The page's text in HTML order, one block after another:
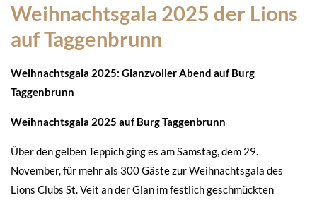
Weihnachtsgala 2025 der Lions
auf Taggenbrunn
Weihnachtsgala 2025: Glanzvoller Abend auf Burg
Taggenbrunn
Weihnachtsgala 2025 auf Burg Taggenbrunn
Über den gelben Teppich ging es am Samstag, dem 29.
November, für mehr als 300 Gäste zur Weihnachtsgala des
Lions Clubs St. Veit an der Glan im festlich geschmückten